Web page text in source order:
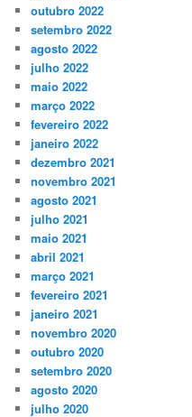
outubro 2022
setembro 2022
agosto 2022
julho 2022
maio 2022
março 2022
fevereiro 2022
janeiro 2022
dezembro 2021
novembro 2021
agosto 2021
julho 2021
maio 2021
abril 2021
março 2021
fevereiro 2021
janeiro 2021
novembro 2020
outubro 2020
setembro 2020
agosto 2020
julho 2020